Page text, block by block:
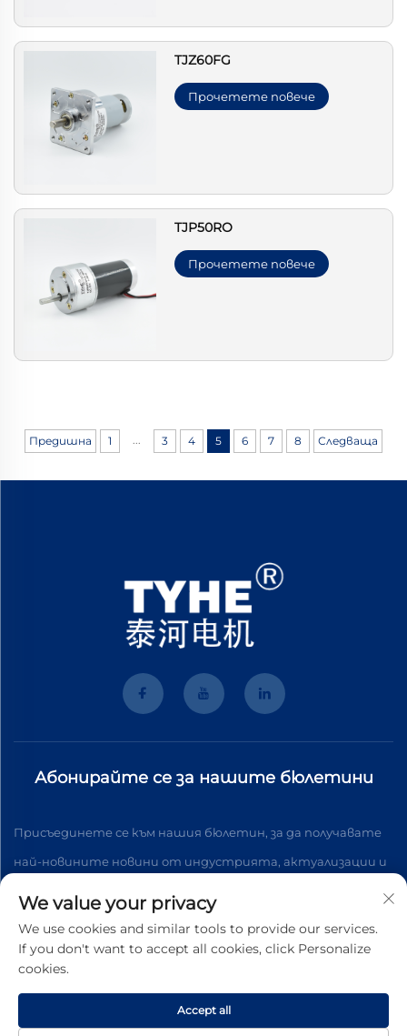
TJZ60FG
Прочетете повече
TJP50RO
Прочетете повече
Предишна 1 ... 3 4 5 6 7 8 Следваща
Абонирайте се за нашите бюлетини
Присъединете се към нашия бюлетин, за да получавате
най-новините новини от индустрията, актуализации и
Абонирайте се
Всички права запазени © 2026 Wenzhou Tyhe Motor Co.,ltd.
We value your privacy
We use cookies and similar tools to provide our services.
If you don't want to accept all cookies, click Personalize
cookies.
Accept all